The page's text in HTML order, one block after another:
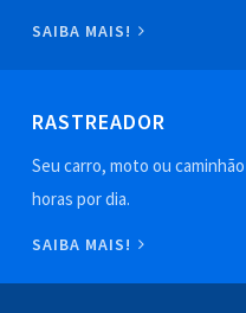
SAIBA MAIS!
RASTREADOR
Seu carro, moto ou
horas por dia.
SAIBA MAIS!